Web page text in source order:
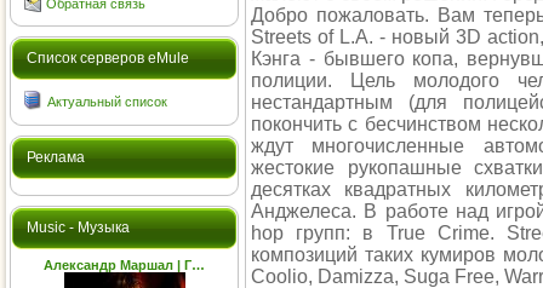
Обратная связь
Cписок серверов eMule
Актуальный список
Реклама
Music - Музыка
Александр Маршал | Г…
Добро пожаловать. Вам
Streets of L.A. - новый 3D
Кэнга - бывшего копа,
полиции. Цель молодого
нестандартным (для
покончить с бесчинством
ждут многочисленные
жестокие рукопашные
десятках квадратных
Анджелеса. В работе над
hop групп: в True Crime.
композиций таких кумиров
Coolio, Damizza, Suga Free,